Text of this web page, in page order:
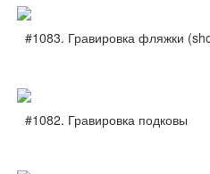
#1083. Гравировка фляжки
#1082. Гравировка подковы